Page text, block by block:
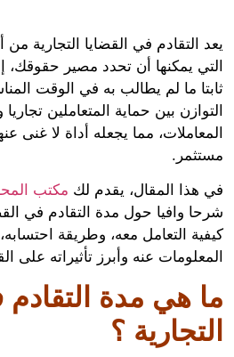
التقادم في القضايا التجاريةمن أهم
يمكنها أن تحدد مصير حقوقك، إذ لا
ما لم يطالب به في الوقت
بين حماية المتعاملين تجاريا
مما يجعله أداة لا غنى عنها
المقال، يقدم لكمكتب المحامي
وافيا حول مدة التقادم في القضايا
التعامل معه، وطريقة احتسابه،
عنه وأبرز تأثيراته على القضايا
هي مدة التقادم في
؟